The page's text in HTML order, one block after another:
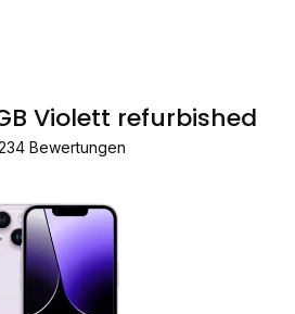
Violett refurbished
Bewertungen